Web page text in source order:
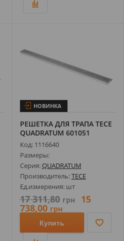
НОВИНКА
РЕШЕТКА ДЛЯ ТРАПА TECE
QUADRATUM 601051
МАТОВАЯ ДЛЯ ...
Код: 1116640
Размеры:
Серия:QUADRATUM
Производитель:TECE
Ед.измерения: шт
17 311,80 грн 15
738,00 грн
Купить